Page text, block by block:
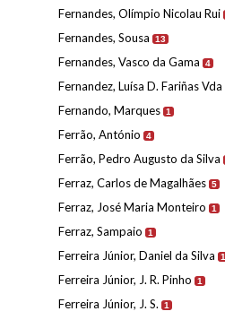
Fernandes, Olímpio Nicolau Rui
Fernandes, Sousa 13
Fernandes, Vasco da Gama 4
Fernandez, Luísa D. Fariñas Vda
Fernando, Marques 1
Ferrão, António 4
Ferrão, Pedro Augusto da Silva
Ferraz, Carlos de Magalhães 5
Ferraz, José Maria Monteiro 1
Ferraz, Sampaio 1
Ferreira Júnior, Daniel da Silva 1
Ferreira Júnior, J. R. Pinho 1
Ferreira Júnior, J. S. 1